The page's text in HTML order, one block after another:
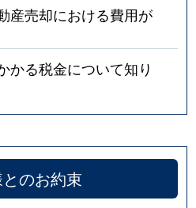
産売却における費用が
かる税金について知り
のお約束